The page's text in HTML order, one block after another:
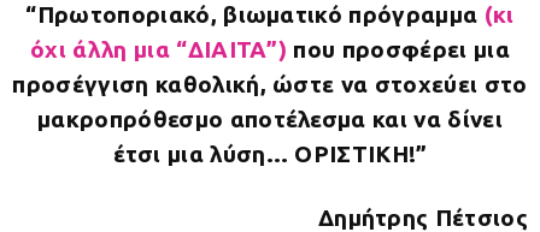
“Πρωτοποριακό, βιωματικό πρόγραμμα (κι
όχι άλλη μια “ΔΙΑΙΤΑ”) που προσφέρει μια
προσέγγιση καθολική, ώστε να στοχεύει στο
μακροπρόθεσμο αποτέλεσμα και να δίνει
έτσι μια λύση… ΟΡΙΣΤΙΚΗ!”
Δημήτρης Πέτσιος